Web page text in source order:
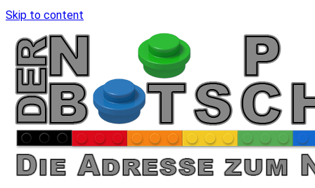
Skip to content